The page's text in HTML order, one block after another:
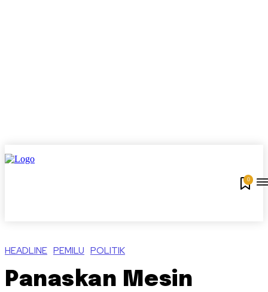
0
HEADLINE PEMILU POLITIK
Panaskan Mesin